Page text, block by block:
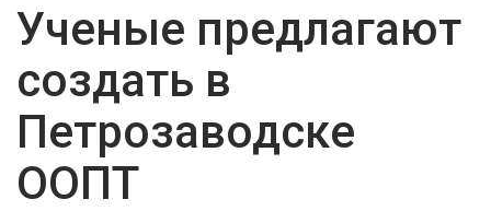
Ученые предлагают
создать в
Петрозаводске
ООПТ